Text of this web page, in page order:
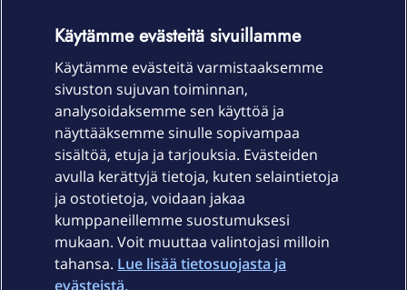
Laitteet & liittymät
Palvelut
Ajankohtaista
Käytämme evästeitä sivuillamme
Käytämme evästeitä varmistaaksemme
sivuston sujuvan toiminnan,
analysoidaksemme sen käyttöä ja
näyttääksemme sinulle sopivampaa
sisältöä, etuja ja tarjouksia. Evästeiden
avulla kerättyjä tietoja, kuten selaintietoja
ja ostotietoja, voidaan jakaa
kumppaneillemme suostumuksesi
mukaan. Voit muuttaa valintojasi milloin
tahansa. Lue lisää tietosuojasta ja
evästeistä.